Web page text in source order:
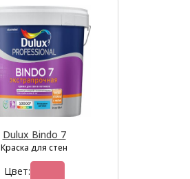
Dulux Bindo 7
Краска для стен
Цвет: